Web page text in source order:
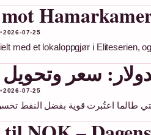
•2026-07-25
med et lokaloppgjør i Eliteserien,
سعر
•2026-07-25